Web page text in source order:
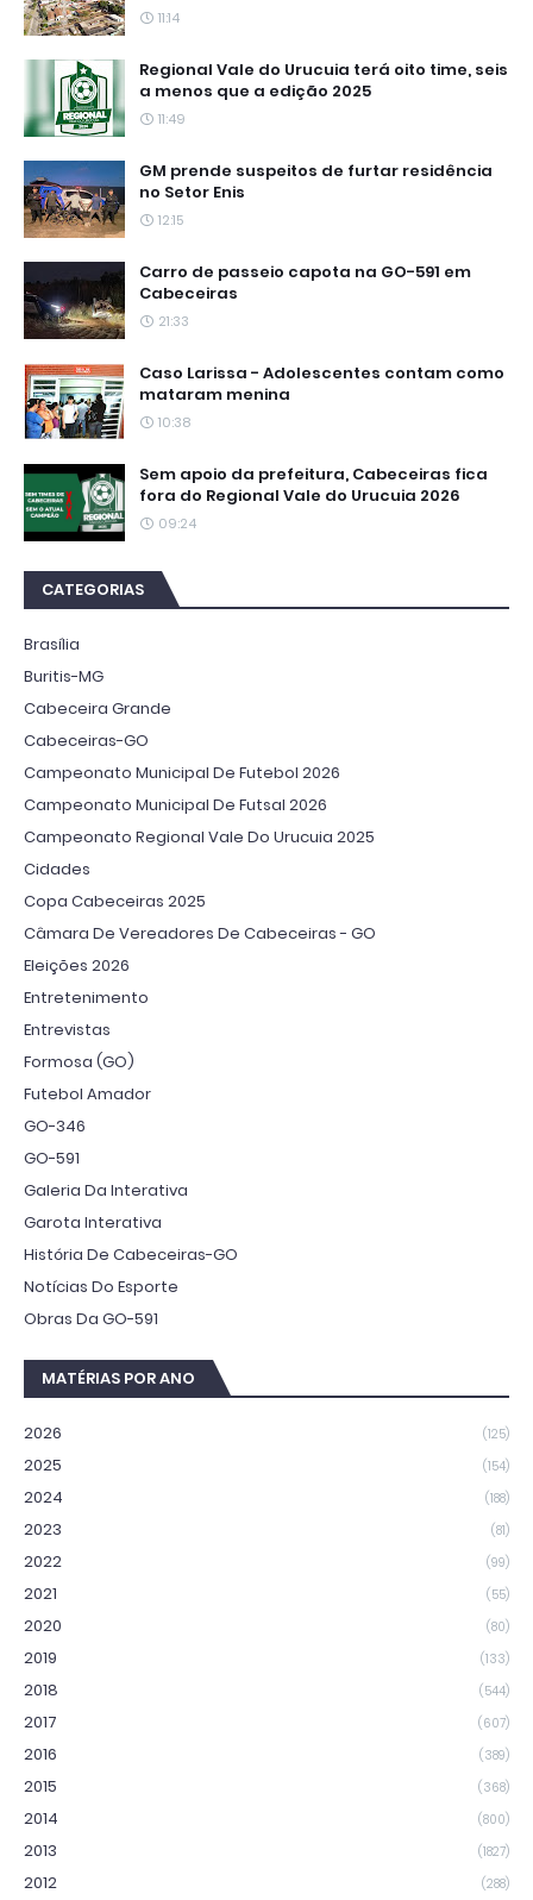
11:14
Regional Vale do Urucuia terá oito time, seis
a menos que a edição 2025
11:49
GM prende suspeitos de furtar residência
no Setor Enis
12:15
Carro de passeio capota na GO-591 em
Cabeceiras
21:33
Caso Larissa - Adolescentes contam como
mataram menina
10:38
Sem apoio da prefeitura, Cabeceiras fica
fora do Regional Vale do Urucuia 2026
09:24
CATEGORIAS
Brasília
Buritis-MG
Cabeceira Grande
Cabeceiras-GO
Campeonato Municipal De Futebol 2026
Campeonato Municipal De Futsal 2026
Campeonato Regional Vale Do Urucuia 2025
Cidades
Copa Cabeceiras 2025
Câmara De Vereadores De Cabeceiras - GO
Eleições 2026
Entretenimento
Entrevistas
Formosa (GO)
Futebol Amador
GO-346
GO-591
Galeria Da Interativa
Garota Interativa
História De Cabeceiras-GO
Notícias Do Esporte
Obras Da GO-591
MATÉRIAS POR ANO
2026 (125)
2025 (154)
2024 (188)
2023 (81)
2022 (99)
2021 (55)
2020 (80)
2019 (133)
2018 (544)
2017 (607)
2016 (389)
2015 (368)
2014 (800)
2013 (1827)
2012 (288)